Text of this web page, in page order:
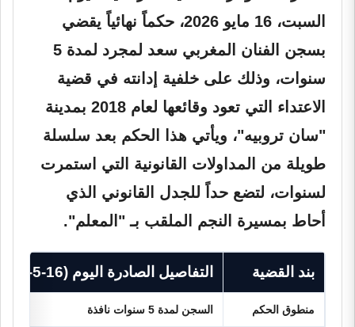
السبت، 16 مايو 2026، حكماً نهائياً يقضي
بسجن الفنان المغربي سعد لمجرد لمدة 5
سنوات، وذلك على خلفية إدانته في قضية
الاعتداء التي تعود وقائعها لعام 2018 بمدينة
"سان تروبيه"، ويأتي هذا الحكم بعد سلسلة
طويلة من المداولات القانونية التي استمرت
لسنوات، لتضع حداً للجدل القانوني الذي
أحاط بمسيرة النجم الملقب بـ "المعلم".
بند القضية التفاصيل الصادرة اليوم (16-5-2026)
منطوق الحكم السجن لمدة 5 سنوات نافذة